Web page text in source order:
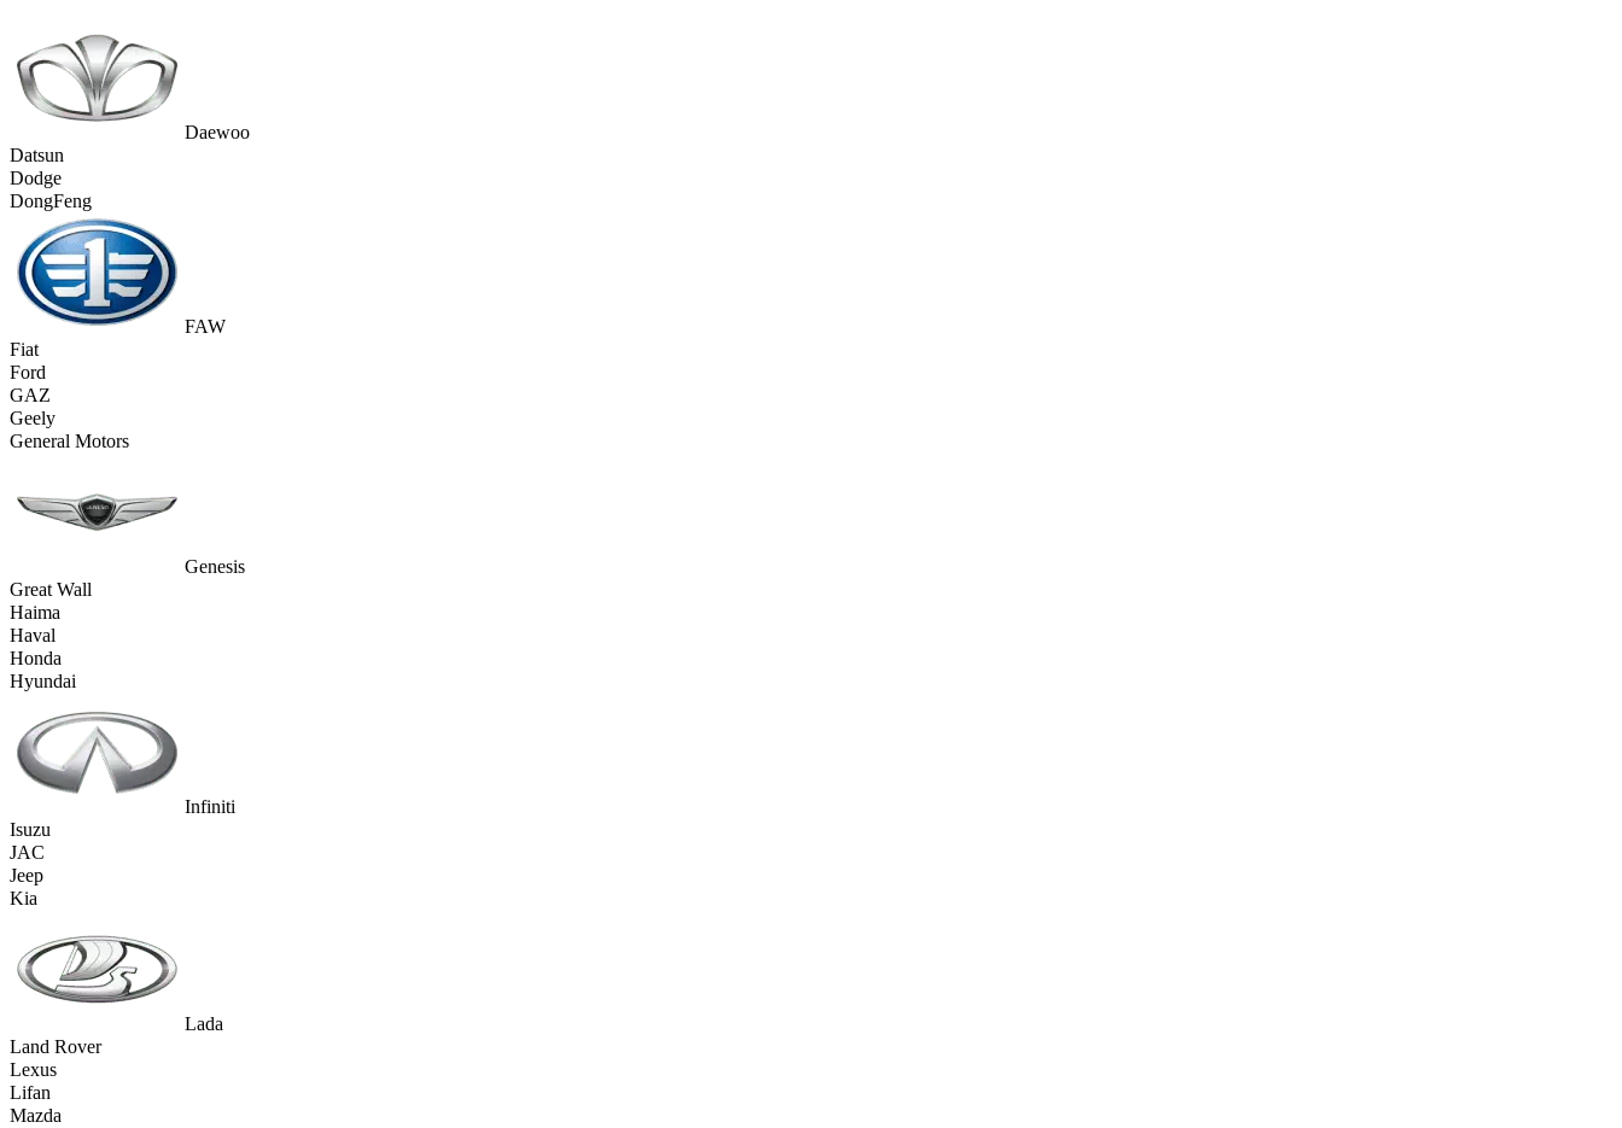
Daewoo
Datsun
Dodge
DongFeng
FAW
Fiat
Ford
GAZ
Geely
General Motors
Genesis
Great Wall
Haima
Haval
Honda
Hyundai
Infiniti
Isuzu
JAC
Jeep
Kia
Lada
Land Rover
Lexus
Lifan
Mazda